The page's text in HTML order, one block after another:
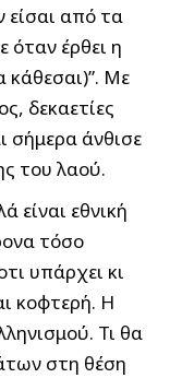
είσαι από τα
όταν έρθει η
κάθεσαι)”. Με
δεκαετίες
σήμερα άνθισε
του λαού.
είναι εθνική
τόσο
υπάρχει κι
κοφτερή. Η
Τι θα
στη θέση